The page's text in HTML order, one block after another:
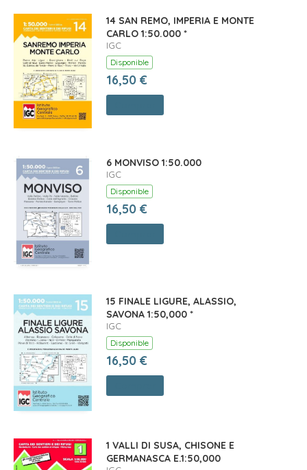
14 SAN REMO, IMPERIA E MONTE
CARLO 1:50.000 *
IGC
Disponible
16,50 €
6 MONVISO 1:50.000
IGC
Disponible
16,50 €
15 FINALE LIGURE, ALASSIO,
SAVONA 1:50,000 *
IGC
Disponible
16,50 €
1 VALLI DI SUSA, CHISONE E
GERMANASCA E.1:50,000